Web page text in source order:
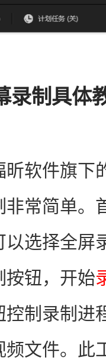
录制具体
软件旗下
非常简单。
以选择全屏
按钮，开始
控制录制进
频文件。此